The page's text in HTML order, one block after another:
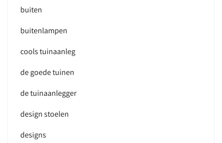
buiten
buitenlampen
cools tuinaanleg
de goede tuinen
de tuinaanlegger
design stoelen
designs